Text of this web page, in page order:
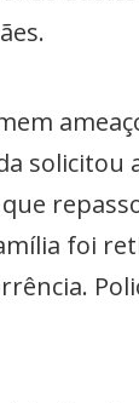
solicitou
que
foi